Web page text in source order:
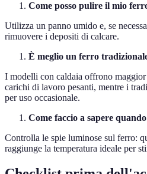
Come posso pulire il mio
Utilizza un panno umido e, se
rimuovere i depositi di calcare.
È meglio un ferro
I modelli con caldaia offrono
carichi di lavoro pesanti, mentre i
per uso occasionale.
Come faccio a sapere
Controlla le spie luminose sul ferro:
raggiunge la temperatura ideale per